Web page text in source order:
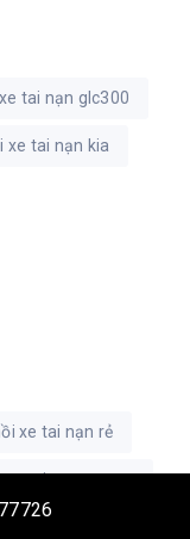
tai nạn glc300
xe tai nạn kia
xe tai nạn rẻ
xe tai nạn toyota